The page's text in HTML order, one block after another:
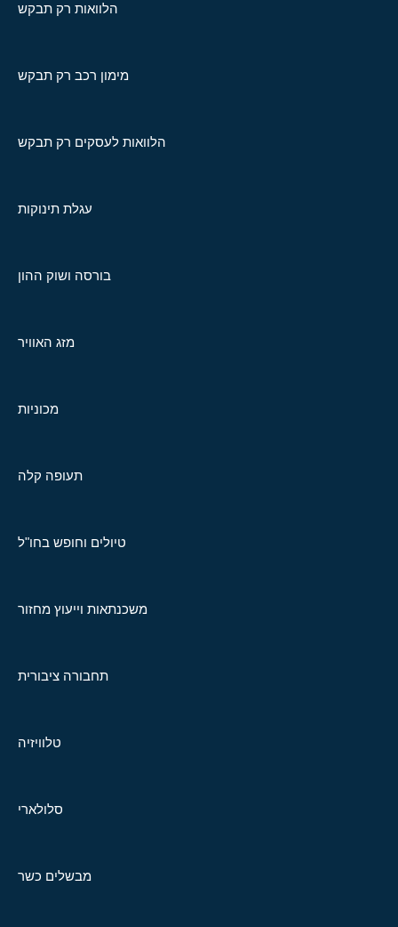
הלוואות רק תבקש
מימון רכב רק תבקש
הלוואות לעסקים רק תבקש
עגלת תינוקות
בורסה ושוק ההון
מזג האוויר
מכוניות
תעופה קלה
טיולים וחופש בחו"ל
משכנתאות וייעוץ מחזור
תחבורה ציבורית
טלוויזיה
סלולארי
מבשלים כשר